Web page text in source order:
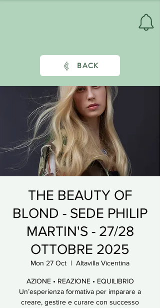
BACK
THE BEAUTY OF
BLOND - SEDE PHILIP
MARTIN'S - 27/28
OTTOBRE 2025
Mon 27 Oct
  |
Altavilla Vicentina
AZIONE • REAZIONE • EQUILIBRIO
Un’esperienza formativa per imparare a
creare, gestire e curare con successo